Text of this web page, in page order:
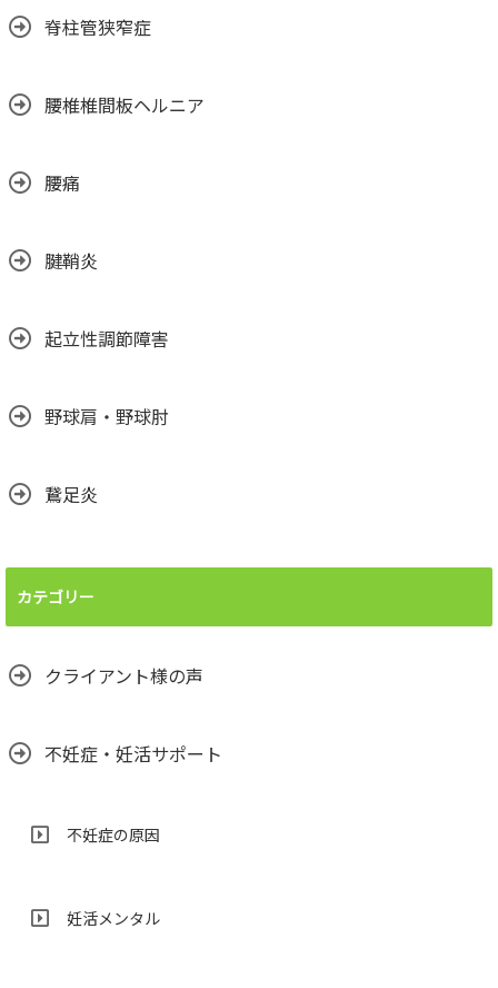
脊柱管狭窄症
腰椎椎間板ヘルニア
腰痛
腱鞘炎
起立性調節障害
野球肩・野球肘
鵞足炎
カテゴリー
クライアント様の声
不妊症・妊活サポート
不妊症の原因
妊活メンタル